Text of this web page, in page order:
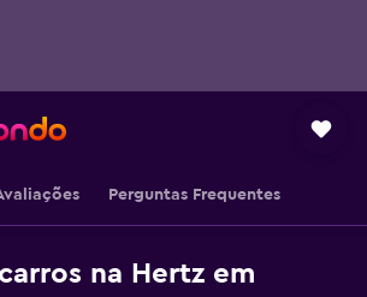
Perguntas Frequentes
na Hertz em